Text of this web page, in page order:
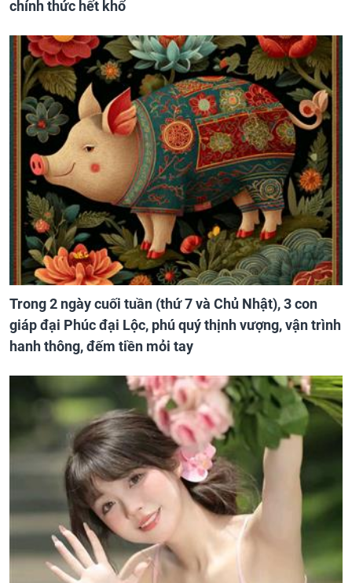
chính thức hết khổ
Trong 2 ngày cuối tuần (thứ 7 và Chủ Nhật), 3 con
giáp đại Phúc đại Lộc, phú quý thịnh vượng, vận trình
hanh thông, đếm tiền mỏi tay